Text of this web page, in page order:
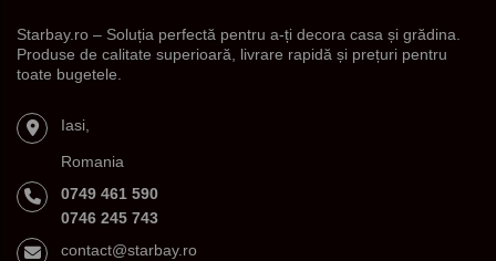
Starbay.ro – Soluția perfectă pentru a-ți decora casa și grădina.
Produse de calitate superioară, livrare rapidă și prețuri pentru
toate bugetele.
Iasi,
Romania
0749 461 590
0746 245 743
contact@starbay.ro